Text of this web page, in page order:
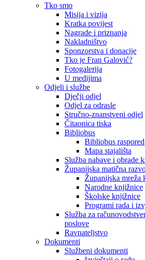
Tko smo
Misija i vizija
Kratka povijest
Nagrade i priznanja
Nakladništvo
Sponzorstva i donacije
Tko je Fran Galović?
Fotogalerija
U medijima
Odjeli i službe
Dječji odjel
Odjel za odrasle
Stručno-znanstveni odjel
Čitaonica tiska
Bibliobus
Bibliobus raspored
Mapa stajališta
Služba nabave i obrade
Županijska matična
Županijska mreža
Narodne knjižnice
Školske knjižnice
Programi rada i
Služba za
poslove
Ravnateljstvo
Dokumenti
Službeni dokumenti